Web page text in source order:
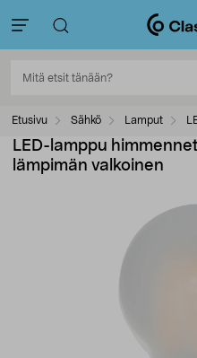
Etusivu Sähkö Lamput
LED-lamppu
lämpimän valkoinen